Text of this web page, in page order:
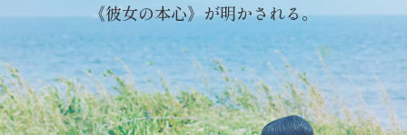
《彼女の本心》が明かされる。